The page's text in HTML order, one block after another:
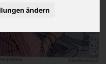
ändern